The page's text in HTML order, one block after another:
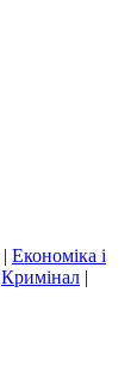
| Економіка і
Кримінал |